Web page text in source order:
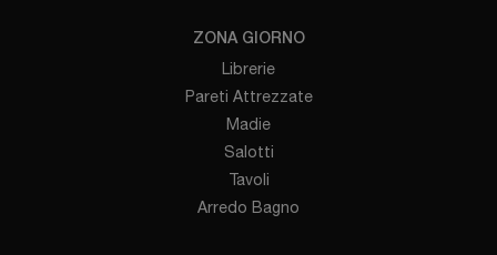
ZONA GIORNO
Librerie
Pareti Attrezzate
Madie
Salotti
Tavoli
Arredo Bagno